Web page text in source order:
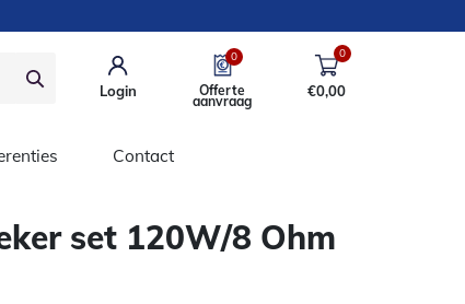
Login
0
Offerte
aanvraag
0
€0,00
Contact
set 120W/8 Ohm